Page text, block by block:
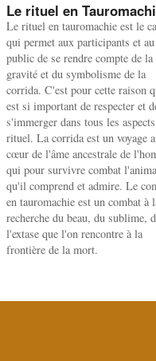
Le rituel en
Le rituel en tauromachie est le
qui permet aux participants et au
public de se rendre compte de la
gravité et du symbolisme de la
corrida. C'est pour cette raison
est si important de respecter et
s'immerger dans tous les
rituel. La corrida est un voyage
cœur de l'âme ancestrale de
qui pour survivre combat
qu'il comprend et admire. Le
en tauromachie est un combat à
recherche du beau, du sublime,
l'extase que l'on rencontre à la
frontière de la mort.